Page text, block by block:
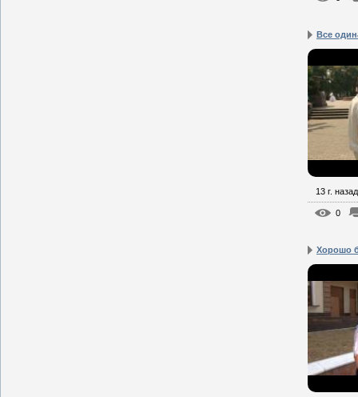
Все
13 г. назад
0
Хорошо